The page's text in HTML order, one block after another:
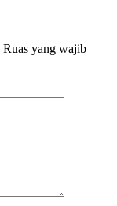
Ruas yang wajib